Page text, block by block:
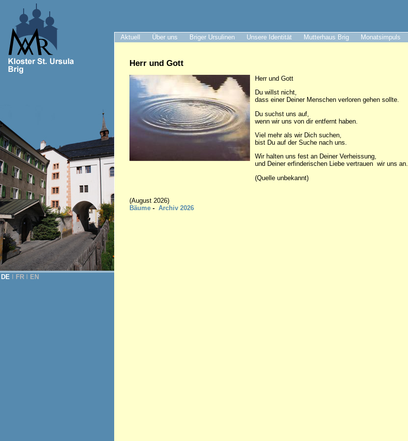
Aktuell Über uns Briger Ursulinen Unsere Identität Mutterhaus Brig Monatsimpuls
DE FR EN
Herr und Gott
Herr und Gott
Du willst nicht,
dass einer Deiner Menschen verloren gehen sollte.
Du suchst uns auf,
wenn wir uns von dir entfernt haben.
Viel mehr als wir Dich suchen,
bist Du auf der Suche nach uns.
Wir halten uns fest an Deiner Verheissung,
und Deiner erfinderischen Liebe vertrauen wir uns an.
(Quelle unbekannt)
(August 2026)
Bäume - Archiv 2026